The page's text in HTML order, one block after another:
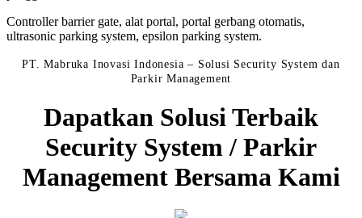
Controller barrier gate, alat portal, portal gerbang otomatis,
ultrasonic parking system, epsilon parking system.
PT. Mabruka Inovasi Indonesia – Solusi Security System dan
Parkir Management
Dapatkan Solusi Terbaik
Security System / Parkir
Management Bersama Kami